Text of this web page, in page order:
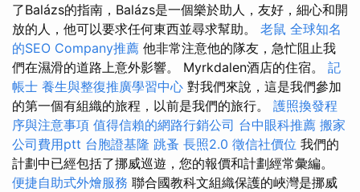
了Balázs的指南，Balázs是一個樂於助人，友好，細心和開
放的人，他可以要求任何東西並尋求幫助。 老鼠 全球知名
的SEO Company推薦 他非常注意他的隊友，急忙阻止我
們在濕滑的道路上意外影響。 Myrkdalen酒店的住宿。 記
帳士 養生與整復推廣學習中心 對我們來說，這是我們參加
的第一個有組織的旅程，以前是我們的旅行。 護照換發程
序與注意事項 值得信賴的網路行銷公司 台中眼科推薦 搬家
公司費用ptt 台胞證基隆 跳蚤 長照2.0 徵信社價位 我們的
計劃中已經包括了挪威巡遊，您的報價和計劃經常彙編。
便捷自助式外燴服務 聯合國教科文組織保護的峽灣是挪威